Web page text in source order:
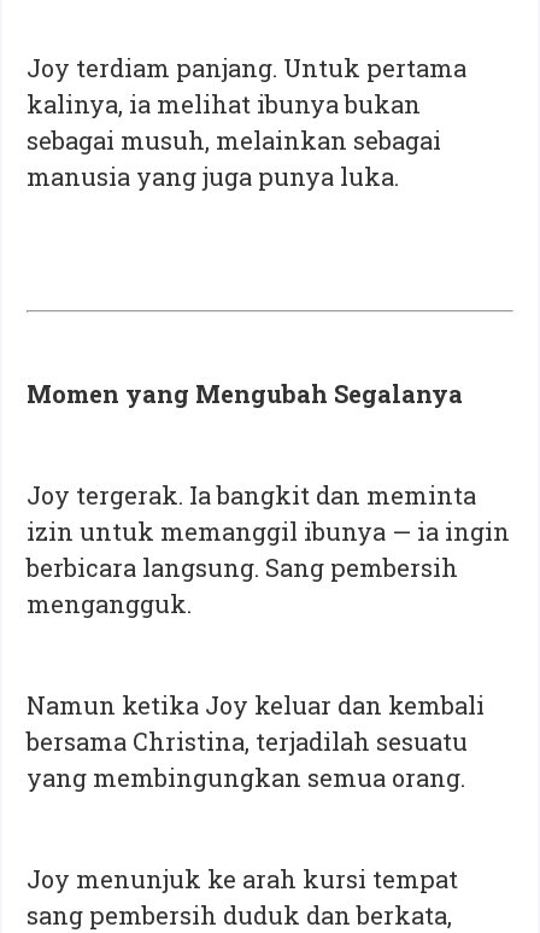
Joy terdiam panjang. Untuk pertama
kalinya, ia melihat ibunya bukan
sebagai musuh, melainkan sebagai
manusia yang juga punya luka.
Momen yang Mengubah Segalanya
Joy tergerak. Ia bangkit dan meminta
izin untuk memanggil ibunya — ia ingin
berbicara langsung. Sang pembersih
mengangguk.
Namun ketika Joy keluar dan kembali
bersama Christina, terjadilah sesuatu
yang membingungkan semua orang.
Joy menunjuk ke arah kursi tempat
sang pembersih duduk dan berkata,